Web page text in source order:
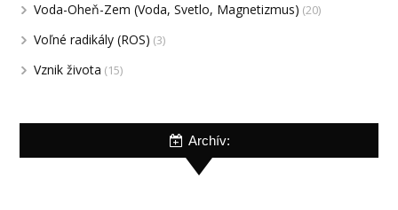
Voda-Oheň-Zem (Voda, Svetlo, Magnetizmus) (20)
Voľné radikály (ROS) (3)
Vznik života (15)
Archív: